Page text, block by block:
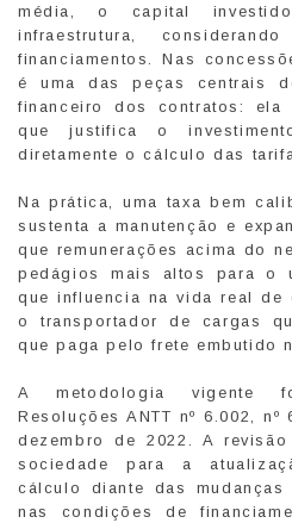
média, o capital
infraestrutura,
financiamentos. Nas
é uma das peças centrais
financeiro dos contratos:
que justifica o
diretamente o cálculo das
Na prática, uma taxa bem
sustenta a manutenção e
que remunerações acima do
pedágios mais altos para o
que influencia na vida real de
o transportador de cargas
que paga pelo frete embutido
A metodologia vigente
Resoluções ANTT nº 6.002,
dezembro de 2022. A
sociedade para a
cálculo diante das mudanças
nas condições de